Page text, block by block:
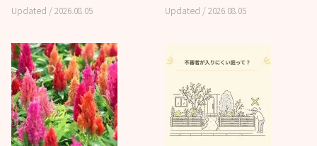
Updated /2026.08.05 Updated /2026.08.05